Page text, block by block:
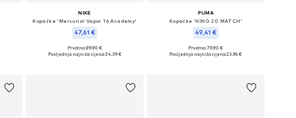
NIKE
Kopačke 'Mercurial Vapor 16 Academy'
47,61 €
Dostupno u više veličina
Prvotno: 89,90 €
Posljednja najniža cijena:34,39 €
PUMA
Kopačke 'KING 20 MATCH'
49,41 €
Dostupno u više veličina
Prvotno: 79,90 €
Posljednja najniža cijena:23,96 €